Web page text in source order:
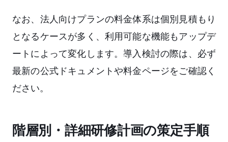
なお、法人向けプランの料金体系は個別見積もり
となるケースが多く、利用可能な機能もアップデ
ートによって変化します。導入検討の際は、必ず
最新の公式ドキュメントや料金ページをご確認く
ださい。
階層別・詳細研修計画の策定手順